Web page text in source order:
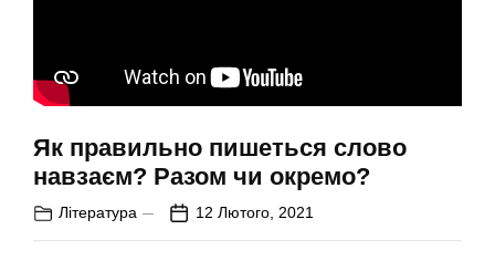
Як правильно пишеться слово
навзаєм? Разом чи окремо?
Література 12 Лютого, 2021